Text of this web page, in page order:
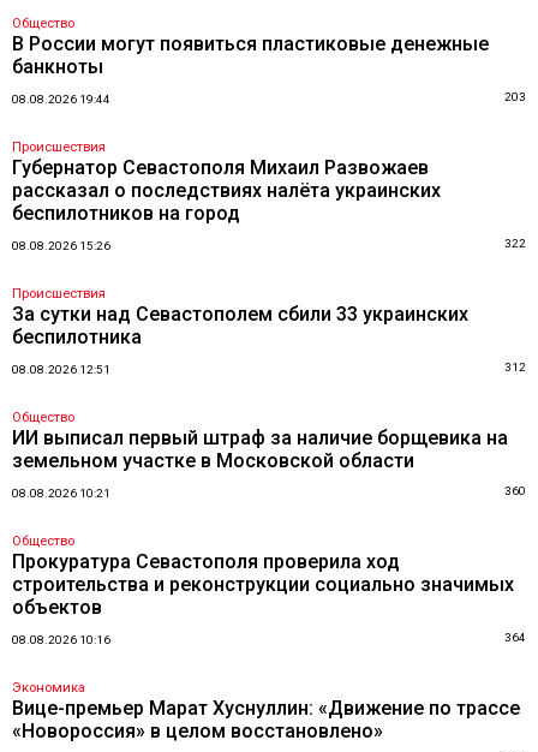
Общество
В России могут появиться пластиковые денежные
банкноты
08.08.2026 19:44 203
Происшествия
Губернатор Севастополя Михаил Развожаев
рассказал о последствиях налёта украинских
беспилотников на город
08.08.2026 15:26 322
Происшествия
За сутки над Севастополем сбили 33 украинских
беспилотника
08.08.2026 12:51 312
Общество
ИИ выписал первый штраф за наличие борщевика на
земельном участке в Московской области
08.08.2026 10:21 360
Общество
Прокуратура Севастополя проверила ход
строительства и реконструкции социально значимых
объектов
08.08.2026 10:16 364
Экономика
Вице-премьер Марат Хуснуллин: «Движение по трассе
«Новороссия» в целом восстановлено»